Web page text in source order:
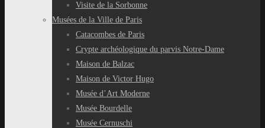
Visite de la Sorbonne
Musées de la Ville de Paris
Catacombes de Paris
Crypte archéologique du parvis Notre-Dame
Maison de Balzac
Maison de Victor Hugo
Musée d’Art Moderne
Musée Bourdelle
Musée Cernuschi